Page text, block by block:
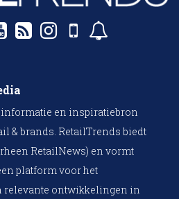
en inspiratiebron
& brands. RetailTrends biedt
RetailNews) en vormt
platform voor het
relevante ontwikkelingen in